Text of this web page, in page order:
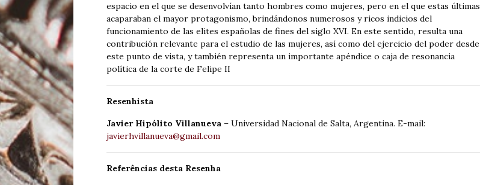
espacio en el que se desenvolvían tanto hombres como mujeres, pero en el que estas últimas
acaparaban el mayor protagonismo, brindándonos numerosos y ricos indicios del
funcionamiento de las elites españolas de fines del siglo XVI. En este sentido, resulta una
contribución relevante para el estudio de las mujeres, así como del ejercicio del poder desde
este punto de vista, y también representa un importante apéndice o caja de resonancia
política de la corte de Felipe II
Resenhista
Javier Hipólito Villanueva – Universidad Nacional de Salta, Argentina. E-mail:
javierhvillanueva@gmail.com
Referências desta Resenha